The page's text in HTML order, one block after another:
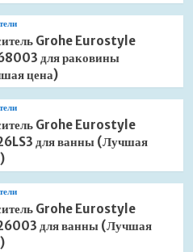
Grohe Eurostyle
для раковины
цена)
Grohe Eurostyle
для ванны (Лучшая
Grohe Eurostyle
для ванны (Лучшая